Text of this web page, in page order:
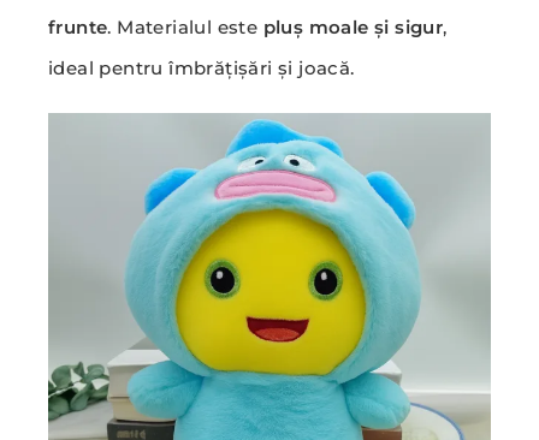
frunte. Materialul este pluș moale și sigur,
ideal pentru îmbrățișări și joacă.